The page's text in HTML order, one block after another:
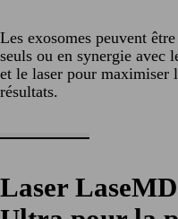
Les exosomes peuvent
seuls ou en synergie avec
et le laser pour maximiser
résultats.
Laser LaseMD